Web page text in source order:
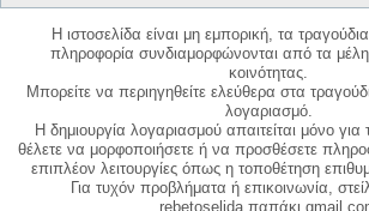
Η ιστοσελίδα είναι μη εμπορική, τα
πληροφορία συνδιαμορφώνονται από τα μέλη
κοινότητας.
Μπορείτε να περιηγηθείτε ελεύθερα στα
λογαριασμό.
Η δημιουργία λογαριασμού απαιτείται μόνο
θέλετε να μορφοποιήσετε ή να προσθέσετε
επιπλέον λειτουργίες όπως η τοποθέτηση
Για τυχόν προβλήματα ή επικοινωνία,
rebetoselida παπάκι